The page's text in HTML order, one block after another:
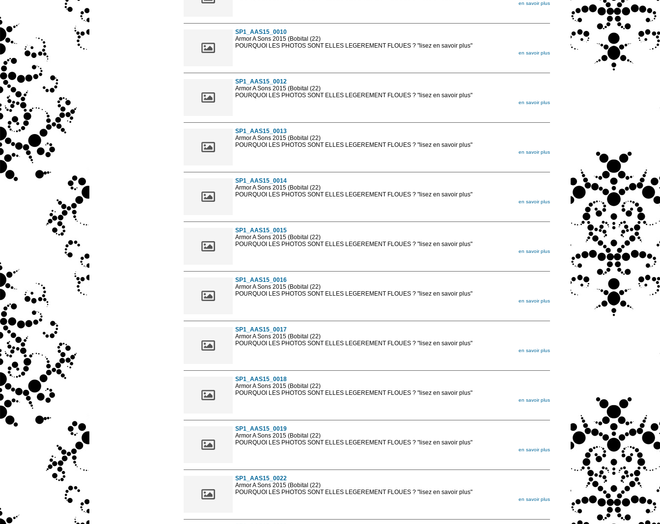
en savoir plus
SP1_AAS15_0010
Armor A Sons 2015 (Bobital (22)
POURQUOI LES PHOTOS SONT ELLES LEGEREMENT FLOUES ? "lisez en savoir plus"
en savoir plus
SP1_AAS15_0012
Armor A Sons 2015 (Bobital (22)
POURQUOI LES PHOTOS SONT ELLES LEGEREMENT FLOUES ? "lisez en savoir plus"
en savoir plus
SP1_AAS15_0013
Armor A Sons 2015 (Bobital (22)
POURQUOI LES PHOTOS SONT ELLES LEGEREMENT FLOUES ? "lisez en savoir plus"
en savoir plus
SP1_AAS15_0014
Armor A Sons 2015 (Bobital (22)
POURQUOI LES PHOTOS SONT ELLES LEGEREMENT FLOUES ? "lisez en savoir plus"
en savoir plus
SP1_AAS15_0015
Armor A Sons 2015 (Bobital (22)
POURQUOI LES PHOTOS SONT ELLES LEGEREMENT FLOUES ? "lisez en savoir plus"
en savoir plus
SP1_AAS15_0016
Armor A Sons 2015 (Bobital (22)
POURQUOI LES PHOTOS SONT ELLES LEGEREMENT FLOUES ? "lisez en savoir plus"
en savoir plus
SP1_AAS15_0017
Armor A Sons 2015 (Bobital (22)
POURQUOI LES PHOTOS SONT ELLES LEGEREMENT FLOUES ? "lisez en savoir plus"
en savoir plus
SP1_AAS15_0018
Armor A Sons 2015 (Bobital (22)
POURQUOI LES PHOTOS SONT ELLES LEGEREMENT FLOUES ? "lisez en savoir plus"
en savoir plus
SP1_AAS15_0019
Armor A Sons 2015 (Bobital (22)
POURQUOI LES PHOTOS SONT ELLES LEGEREMENT FLOUES ? "lisez en savoir plus"
en savoir plus
SP1_AAS15_0022
Armor A Sons 2015 (Bobital (22)
POURQUOI LES PHOTOS SONT ELLES LEGEREMENT FLOUES ? "lisez en savoir plus"
en savoir plus